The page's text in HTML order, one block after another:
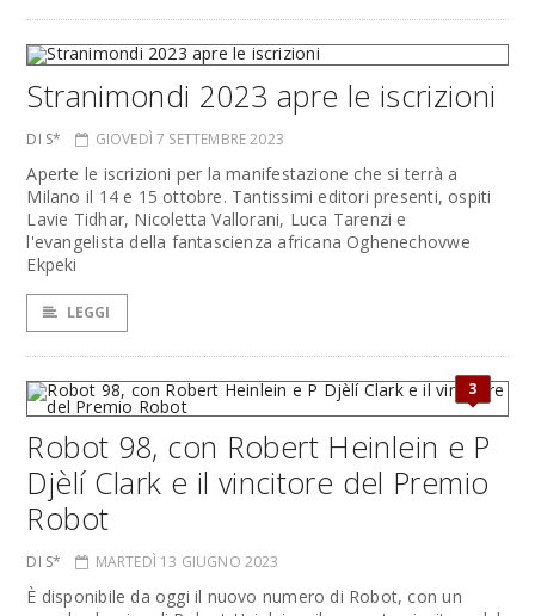
Stranimondi 2023 apre le iscrizioni
DI S* GIOVEDÌ 7 SETTEMBRE 2023
Aperte le iscrizioni per la manifestazione che si terrà a
Milano il 14 e 15 ottobre. Tantissimi editori presenti, ospiti
Lavie Tidhar, Nicoletta Vallorani, Luca Tarenzi e
l'evangelista della fantascienza africana Oghenechovwe
Ekpeki
LEGGI
3
Robot 98, con Robert Heinlein e P
Djèlí Clark e il vincitore del Premio
Robot
DI S* MARTEDÌ 13 GIUGNO 2023
È disponibile da oggi il nuovo numero di Robot, con un